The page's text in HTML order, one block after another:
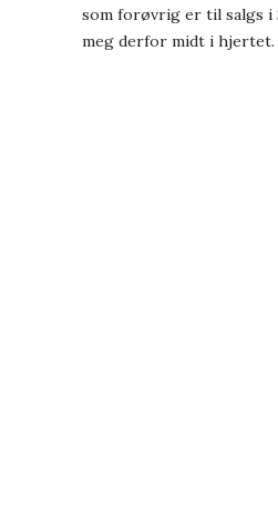
som forøvrig er til salgs i
meg derfor midt i hjertet.